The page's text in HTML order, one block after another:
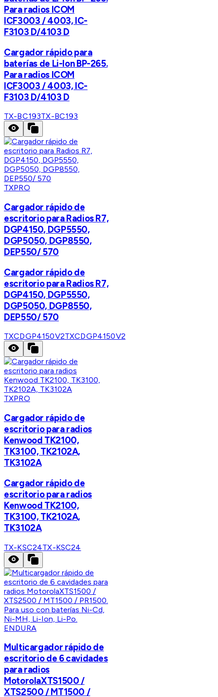
Para radios ICOM
ICF3003 / 4003, IC-
F3103 D/4103 D
Cargador rápido para
baterías de Li-Ion BP-265.
Para radios ICOM
ICF3003 / 4003, IC-
F3103 D/4103 D
TX-BC193TX-BC193
TXPRO
Cargador rápido de
escritorio para Radios R7,
DGP4150, DGP5550,
DGP5050, DGP8550,
DEP550/ 570
Cargador rápido de
escritorio para Radios R7,
DGP4150, DGP5550,
DGP5050, DGP8550,
DEP550/ 570
TXCDGP4150V2TXCDGP4150V2
TXPRO
Cargador rápido de
escritorio para radios
Kenwood TK2100,
TK3100, TK2102A,
TK3102A
Cargador rápido de
escritorio para radios
Kenwood TK2100,
TK3100, TK2102A,
TK3102A
TX-KSC24TX-KSC24
ENDURA
Multicargador rápido de
escritorio de 6 cavidades
para radios
MotorolaXTS1500 /
XTS2500 / MT1500 /